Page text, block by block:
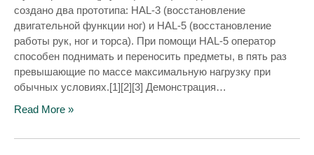
создано два прототипа: HAL-3 (восстановление
двигательной функции ног) и HAL-5 (восстановление
работы рук, ног и торса). При помощи HAL-5 оператор
способен поднимать и переносить предметы, в пять раз
превышающие по массе максимальную нагрузку при
обычных условиях.[1][2][3] Демонстрация…
Read More »